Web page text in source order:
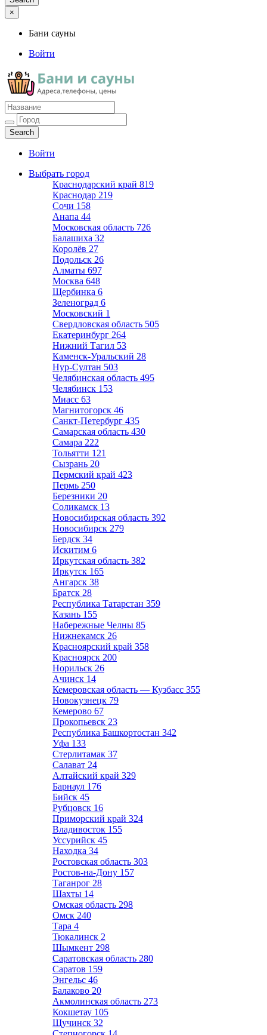
×
Бани сауны
Войти
Бани сауны
Адреса и телефоны
Войти
Выбрать город
Краснодарский край 819
Краснодар 219
Сочи 158
Анапа 44
Московская область 726
Балашиха 32
Королёв 27
Подольск 26
Алматы 697
Москва 648
Щербинка 6
Зеленоград 6
Московский 1
Свердловская область 505
Екатеринбург 264
Нижний Тагил 53
Каменск-Уральский 28
Нур-Султан 503
Челябинская область 495
Челябинск 153
Миасс 63
Магнитогорск 46
Санкт-Петербург 435
Самарская область 430
Самара 222
Тольятти 121
Сызрань 20
Пермский край 423
Пермь 250
Березники 20
Соликамск 13
Новосибирская область 392
Новосибирск 279
Бердск 34
Искитим 6
Иркутская область 382
Иркутск 165
Ангарск 38
Братск 28
Республика Татарстан 359
Казань 155
Набережные Челны 85
Нижнекамск 26
Красноярский край 358
Красноярск 200
Норильск 26
Ачинск 14
Кемеровская область — Кузбасс 355
Новокузнецк 79
Кемерово 67
Прокопьевск 23
Республика Башкортостан 342
Уфа 133
Стерлитамак 37
Салават 24
Алтайский край 329
Барнаул 176
Бийск 45
Рубцовск 16
Приморский край 324
Владивосток 155
Уссурийск 45
Находка 34
Ростовская область 303
Ростов-на-Дону 157
Таганрог 28
Шахты 14
Омская область 298
Омск 240
Тара 4
Тюкалинск 2
Шымкент 298
Саратовская область 280
Саратов 159
Энгельс 46
Балаково 20
Акмолинская область 273
Кокшетау 105
Щучинск 32